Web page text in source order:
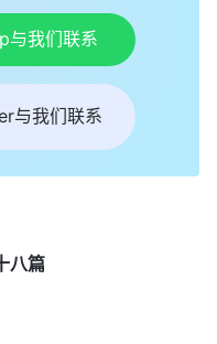
与我们联系
与我们联系
八篇